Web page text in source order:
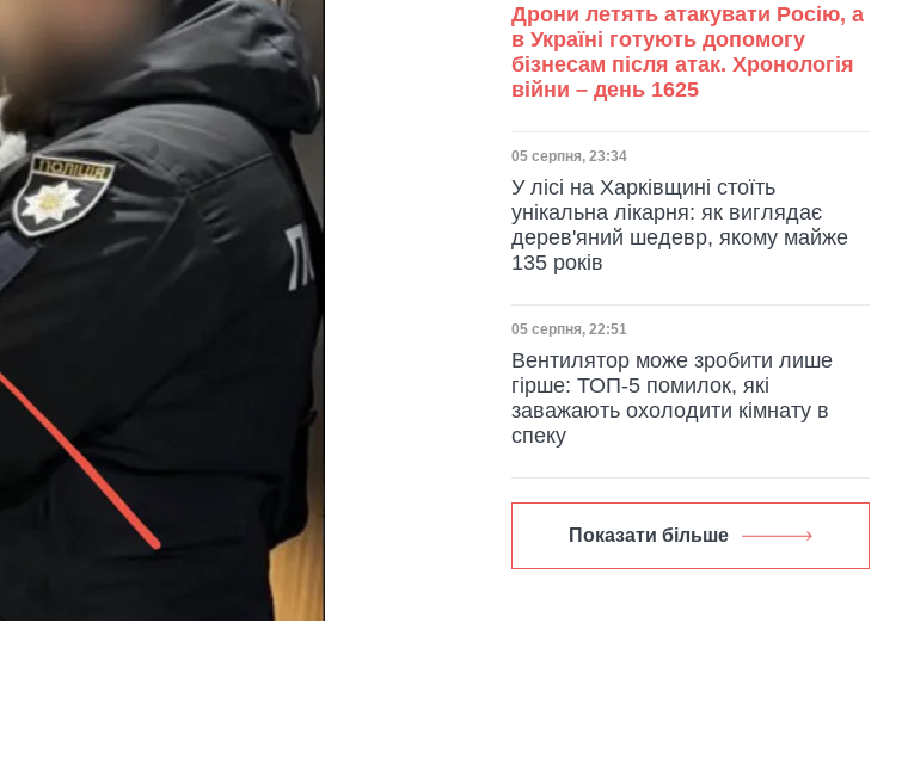
Дрони летять атакувати Росію, а
в Україні готують допомогу
бізнесам після атак. Хронологія
війни – день 1625
Дата публікації
05 серпня, 23:34
У лісі на Харківщині стоїть
унікальна лікарня: як виглядає
дерев'яний шедевр, якому майже
135 років
Дата публікації
05 серпня, 22:51
Вентилятор може зробити лише
гірше: ТОП-5 помилок, які
заважають охолодити кімнату в
спеку
Показати більше